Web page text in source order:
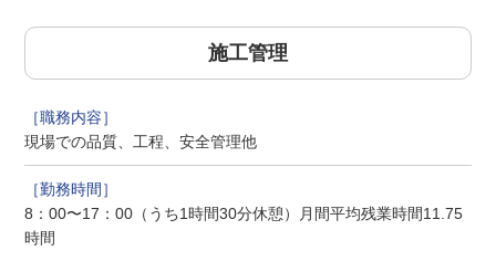
施工管理
現場での品質、工程、安全管理他
8：00〜17：00（うち1時間30分休憩）月間平均残業時間11.75
時間